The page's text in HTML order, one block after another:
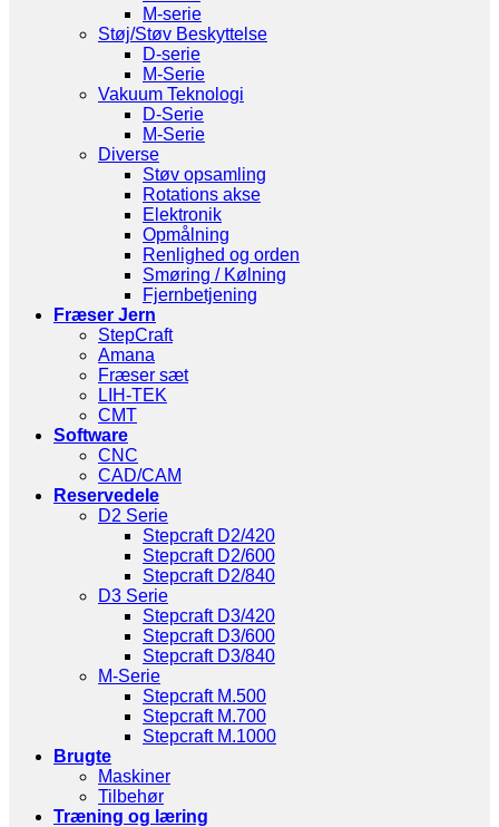
M-serie
Støj/Støv Beskyttelse
D-serie
M-Serie
Vakuum Teknologi
D-Serie
M-Serie
Diverse
Støv opsamling
Rotations akse
Elektronik
Opmålning
Renlighed og orden
Smøring / Kølning
Fjernbetjening
Fræser Jern
StepCraft
Amana
Fræser sæt
LIH-TEK
CMT
Software
CNC
CAD/CAM
Reservedele
D2 Serie
Stepcraft D2/420
Stepcraft D2/600
Stepcraft D2/840
D3 Serie
Stepcraft D3/420
Stepcraft D3/600
Stepcraft D3/840
M-Serie
Stepcraft M.500
Stepcraft M.700
Stepcraft M.1000
Brugte
Maskiner
Tilbehør
Træning og læring